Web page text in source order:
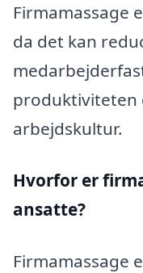
Firmamassage
da det kan
produktiviteten
arbejdskultur.
Hvorfor er
ansatte?
Firmamassage